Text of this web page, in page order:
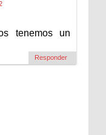
tenemos un
Responder